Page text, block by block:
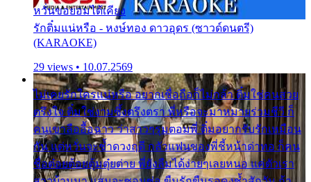
หวั่นขอยอมได้เคียง
รักติ๋มแน่หรือ - หงษ์ทอง ดาวอุดร (ซาวด์ดนตรี)
(KARAOKE)
29 views • 10.07.2569
ไม่เคยรักใครแน่หรือ อยากเชื่อถือก็ไม่กล้า ติ๋มใช่คนสวย
ตรึงใจ ติ๋มใช่งามซึ้งตรึงตรา พี่หรือจะมาหมายร่วมชีวี ก็
คนเขาลืออื้อฉาว ว่าสาวๆรุมตอมพี่ ติ๋มอยากรับรักเหมือน
กัน แต่หวั่นจะช้ำดวงฤดี กลัวแฟนของพี่ชี้หน้าด่าทอ ก็คน
ชื่อต๋อยต้อยตุ้มตุ๋ยต่าย พี่ยังลืมได้ง่ายๆเลยหนอ แค่ตัวเรา